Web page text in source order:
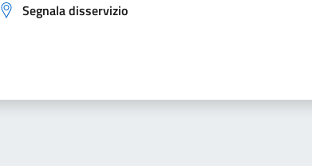
Segnala disservizio